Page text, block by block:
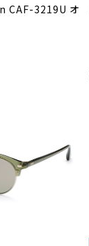
CAF-3219U オ